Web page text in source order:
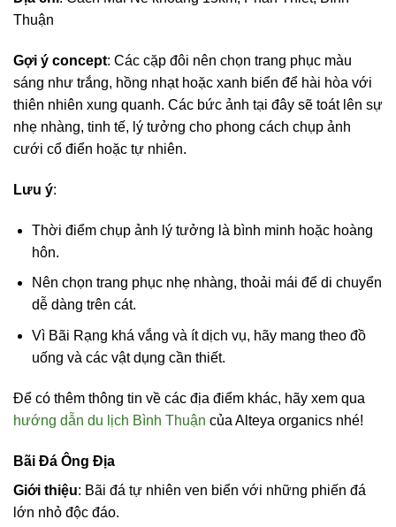
Thuận
Gợi ý concept: Các cặp đôi nên chọn trang phục màu
sáng như trắng, hồng nhạt hoặc xanh biển để hài hòa với
thiên nhiên xung quanh. Các bức ảnh tại đây sẽ toát lên sự
nhẹ nhàng, tinh tế, lý tưởng cho phong cách chụp ảnh
cưới cổ điển hoặc tự nhiên.
Lưu ý:
Thời điểm chụp ảnh lý tưởng là bình minh hoặc hoàng
hôn.
Nên chọn trang phục nhẹ nhàng, thoải mái để di chuyển
dễ dàng trên cát.
Vì Bãi Rạng khá vắng và ít dịch vụ, hãy mang theo đồ
uống và các vật dụng cần thiết.
Để có thêm thông tin về các địa điểm khác, hãy xem qua
hướng dẫn du lịch Bình Thuận của Alteya organics nhé!
Bãi Đá Ông Địa
Giới thiệu: Bãi đá tự nhiên ven biển với những phiến đá
lớn nhỏ độc đáo.